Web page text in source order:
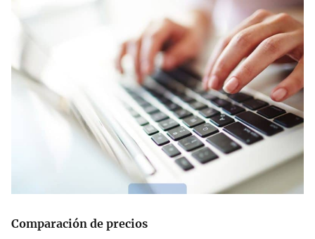
Comparación de precios